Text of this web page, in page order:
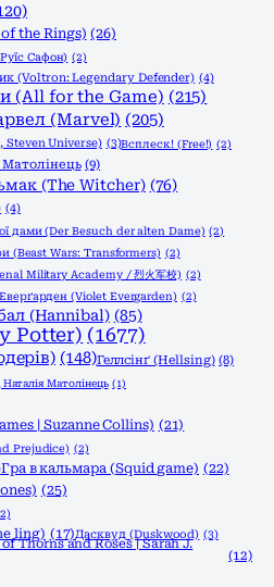
the Rings) (26)
Сафон) (2)
(Voltron: Legendary Defender) (4)
(All for the Game) (215)
(Marvel) (205)
Steven Universe) (3)Всплеск! (Free!) (2)
Матолінець (9)
(The Witcher) (76)
(4)
дами (Der Besuch der alten Dame) (2)
(Beast Wars: Transformers) (2)
Military Academy / 烈火军校) (2)
(Violet Evergarden) (2)
(Hannibal) (85)
Potter) (1677)
(148)Геллсінґ (Hellsing) (8)
Наталія Матолінець (1)
| Suzanne Collins) (21)
Prejudice) (2)
Гра в кальмара (Squid game) (22)
(25)
ling) (17)Дасквуд (Duskwood) (3)
Thorns and Roses | Sarah J.
(12)